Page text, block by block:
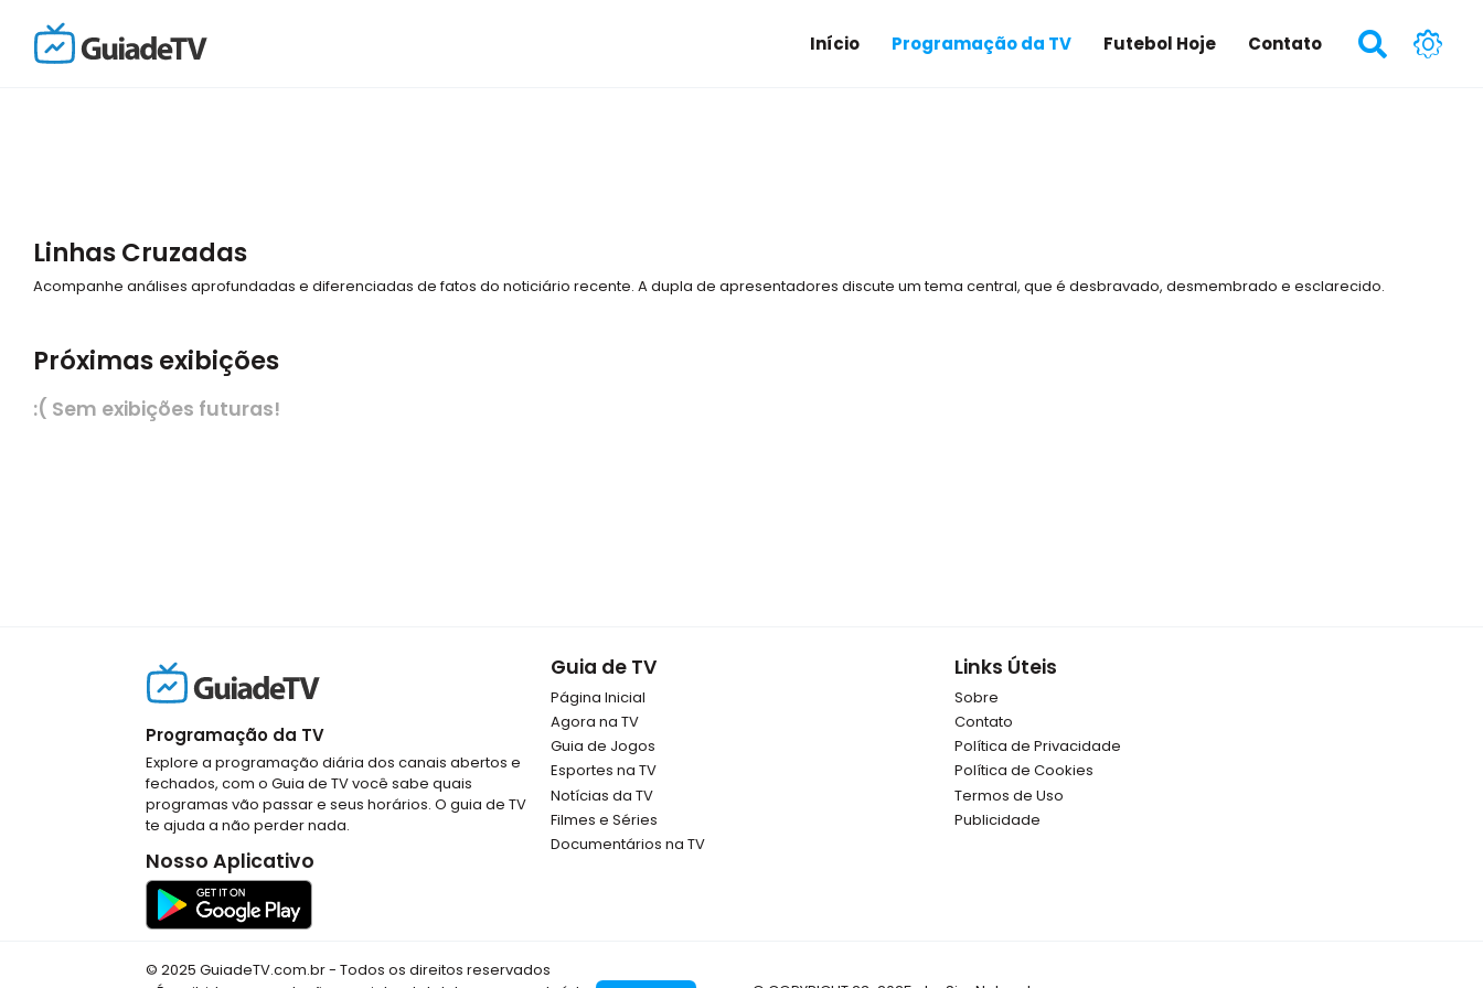
Início Programação da TV Futebol Hoje Contato
Linhas Cruzadas
Acompanhe análises aprofundadas e diferenciadas de fatos do noticiário recente. A dupla de apresentadores discute um tema central, que é desbravado, desmembrado e esclarecido.
Próximas exibições
:( Sem exibições futuras!
Programação da TV
Explore a programação diária dos canais abertos e
fechados, com o Guia de TV você sabe quais
programas vão passar e seus horários. O guia de TV
te ajuda a não perder nada.
Nosso Aplicativo
Guia de TV
Página Inicial
Agora na TV
Guia de Jogos
Esportes na TV
Notícias da TV
Filmes e Séries
Documentários na TV
Links Úteis
Sobre
Contato
Política de Privacidade
Política de Cookies
Termos de Uso
Publicidade
© 2025 GuiadeTV.com.br - Todos os direitos reservados